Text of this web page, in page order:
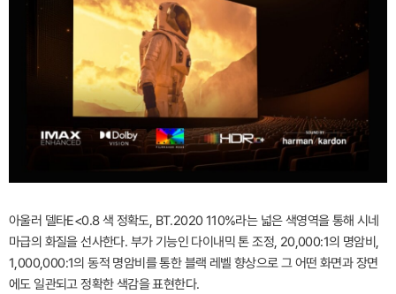
아울러 델타E<0.8 색 정확도, BT.2020 110%라는 넓은 색영역을 통해 시네
마급의 화질을 선사한다. 부가 기능인 다이내믹 톤 조정, 20,000:1의 명암비,
1,000,000:1의 동적 명암비를 통한 블랙 레벨 향상으로 그 어떤 화면과 장면
에도 일관되고 정확한 색감을 표현한다.